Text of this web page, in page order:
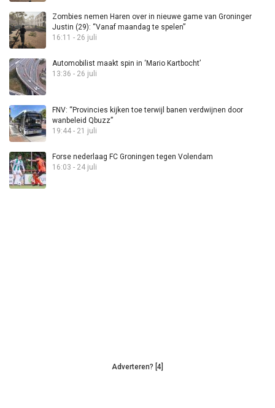
Zombies nemen Haren over in nieuwe game van Groninger
Justin (29): “Vanaf maandag te spelen”
16:11 - 26 juli
Automobilist maakt spin in ‘Mario Kartbocht’
13:36 - 26 juli
FNV: “Provincies kijken toe terwijl banen verdwijnen door
wanbeleid Qbuzz”
19:44 - 21 juli
Forse nederlaag FC Groningen tegen Volendam
16:03 - 24 juli
Adverteren? [4]